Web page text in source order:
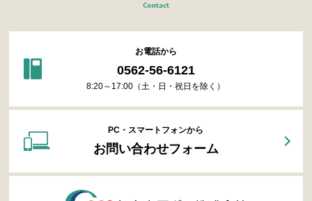
Contact
お電話から
0562-56-6121
8:20～17:00（土・日・祝日を除く）
PC・スマートフォンから
お問い合わせフォーム